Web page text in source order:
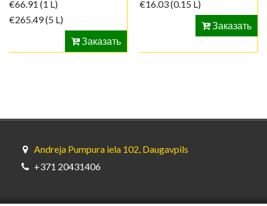
€66.91 (1 L)
€265.49(5 L)
Заказать
€16.03(0.15 L)
Заказать
Andreja Pumpura iela 102, Daugavpils
+371 20431406